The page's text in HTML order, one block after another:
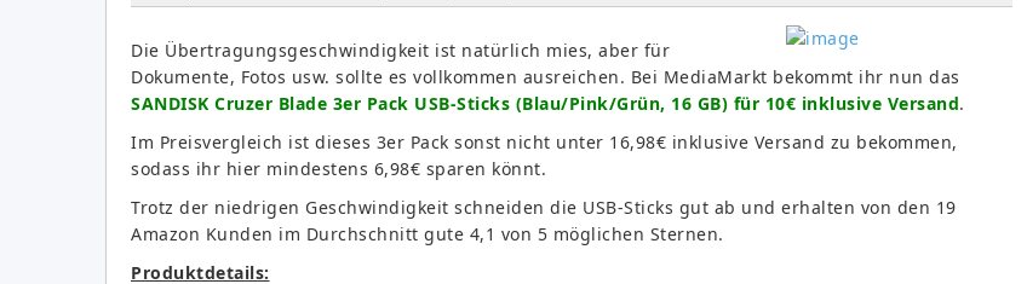
Die Übertragungsgeschwindigkeit ist natürlich mies, aber für
Dokumente, Fotos usw. sollte es vollkommen ausreichen. Bei MediaMarkt bekommt ihr nun das
SANDISK Cruzer Blade 3er Pack USB-Sticks (Blau/Pink/Grün, 16 GB) für 10€ inklusive Versand.
Im Preisvergleich ist dieses 3er Pack sonst nicht unter 16,98€ inklusive Versand zu bekommen,
sodass ihr hier mindestens 6,98€ sparen könnt.
Trotz der niedrigen Geschwindigkeit schneiden die USB-Sticks gut ab und erhalten von den 19
Amazon Kunden im Durchschnitt gute 4,1 von 5 möglichen Sternen.
Produktdetails: